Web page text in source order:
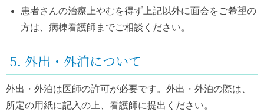
患者さんの治療上やむを得ず上記以外に面会をご希望の
方は、病棟看護師までご相談ください。
5. 外出・外泊について
外出・外泊は医師の許可が必要です。外出・外泊の際は、
所定の用紙に記入の上、看護師に提出ください。